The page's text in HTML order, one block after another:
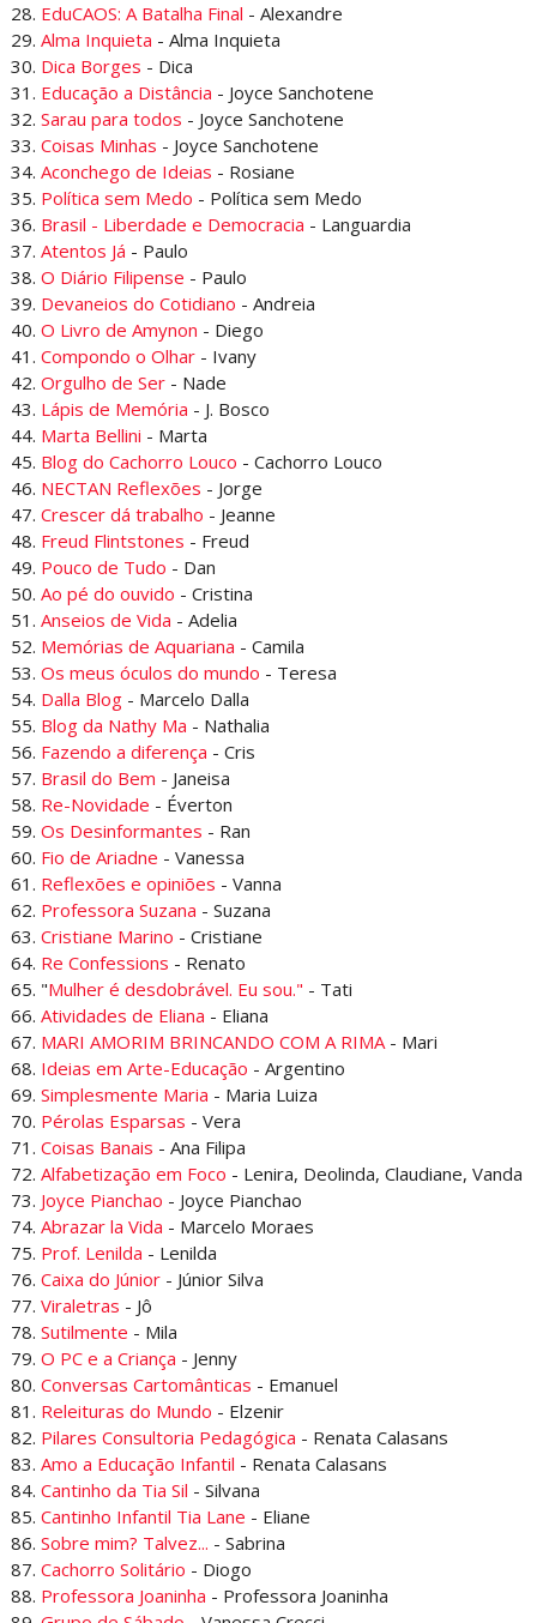
28. EduCAOS: A Batalha Final - Alexandre
29. Alma Inquieta - Alma Inquieta
30. Dica Borges - Dica
31. Educação a Distância - Joyce Sanchotene
32. Sarau para todos - Joyce Sanchotene
33. Coisas Minhas - Joyce Sanchotene
34. Aconchego de Ideias - Rosiane
35. Política sem Medo - Política sem Medo
36. Brasil - Liberdade e Democracia - Languardia
37. Atentos Já - Paulo
38. O Diário Filipense - Paulo
39. Devaneios do Cotidiano - Andreia
40. O Livro de Amynon - Diego
41. Compondo o Olhar- Ivany
42. Orgulho de Ser- Nade
43. Lápis de Memória - J. Bosco
44. Marta Bellini - Marta
45. Blog do Cachorro Louco - Cachorro Louco
46. NECTAN Reflexões - Jorge
47. Crescer dá trabalho - Jeanne
48. Freud Flintstones - Freud
49. Pouco de Tudo - Dan
50. Ao pé do ouvido - Cristina
51. Anseios de Vida - Adelia
52. Memórias de Aquariana - Camila
53. Os meus óculos do mundo - Teresa
54. Dalla Blog- Marcelo Dalla
55. Blog da Nathy Ma - Nathalia
56. Fazendo a diferença - Cris
57. Brasil do Bem - Janeisa
58. Re-Novidade - Éverton
59. Os Desinformantes - Ran
60. Fio de Ariadne - Vanessa
61. Reflexões e opiniões - Vanna
62. Professora Suzana - Suzana
63. Cristiane Marino - Cristiane
64. Re Confessions - Renato
65. "Mulher é desdobrável. Eu sou." - Tati
66. Atividades de Eliana - Eliana
67. MARI AMORIM BRINCANDO COM A RIMA- Mari
68. Ideias em Arte-Educação - Argentino
69. Simplesmente Maria - Maria Luiza
70. Pérolas Esparsas - Vera
71. Coisas Banais - Ana Filipa
72. Alfabetização em Foco - Lenira, Deolinda, Claudiane, Vanda
73. Joyce Pianchao - Joyce Pianchao
74. Abrazar la Vida - Marcelo Moraes
75. Prof. Lenilda - Lenilda
76. Caixa do Júnior- Júnior Silva
77. Viraletras - Jô
78. Sutilmente - Mila
79. O PC e a Criança - Jenny
80. Conversas Cartomânticas - Emanuel
81. Releituras do Mundo - Elzenir
82. Pilares Consultoria Pedagógica - Renata Calasans
83. Amo a Educação Infantil - Renata Calasans
84. Cantinho da Tia Sil - Silvana
85. Cantinho Infantil Tia Lane - Eliane
86. Sobre mim? Talvez... - Sabrina
87. Cachorro Solitário - Diogo
88. Professora Joaninha - Professora Joaninha